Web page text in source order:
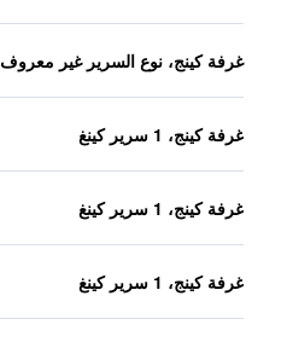
غرفة كينج، نوع السرير غير معروف
غرفة كينج، 1 سرير كينغ
غرفة كينج، 1 سرير كينغ
غرفة كينج، 1 سرير كينغ